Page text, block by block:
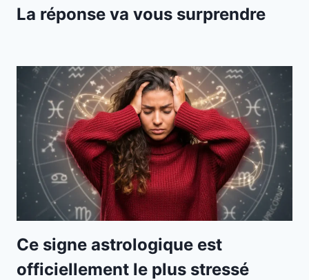
La réponse va vous surprendre
Ce signe astrologique est
officiellement le plus stressé